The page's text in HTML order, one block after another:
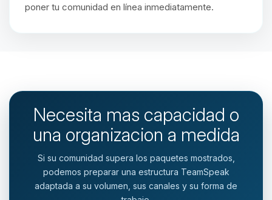
poner tu comunidad en línea inmediatamente.
Necesita mas capacidad o
una organizacion a medida
Si su comunidad supera los paquetes mostrados,
podemos preparar una estructura TeamSpeak
adaptada a su volumen, sus canales y su forma de